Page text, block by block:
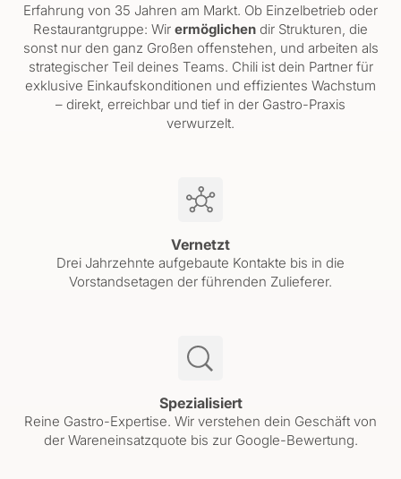
Erfahrung von 35 Jahren am Markt. Ob Einzelbetrieb oder
Restaurantgruppe: Wir ermöglichen dir Strukturen, die
sonst nur den ganz Großen offenstehen, und arbeiten als
strategischer Teil deines Teams. Chili ist dein Partner für
exklusive Einkaufskonditionen und effizientes Wachstum
– direkt, erreichbar und tief in der Gastro-Praxis
verwurzelt.
Vernetzt
Drei Jahrzehnte aufgebaute Kontakte bis in die
Vorstandsetagen der führenden Zulieferer.
Spezialisiert
Reine Gastro-Expertise. Wir verstehen dein Geschäft von
der Wareneinsatzquote bis zur Google-Bewertung.